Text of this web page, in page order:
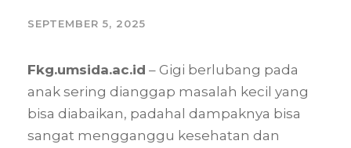
SEPTEMBER 5, 2025
Fkg.umsida.ac.id – Gigi berlubang pada
anak sering dianggap masalah kecil yang
bisa diabaikan, padahal dampaknya bisa
sangat mengganggu kesehatan dan